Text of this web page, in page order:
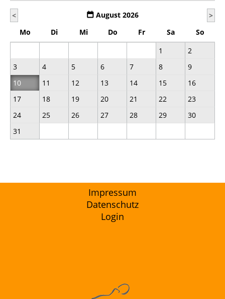
< August 2026
>
Mo
Di Mi Do Fr Sa
So
1
2
3
4 5 6 7 8
9
10
11 12 13 14 15
16
17
18 19 20 21 22
23
24
25 26 27 28 29
30
31
Impressum
Datenschutz
Login